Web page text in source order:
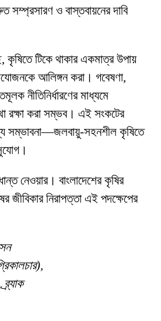
সম্প্রসারণ ও বাস্তবায়নের দাবি
টিকে থাকার একমাত্র উপায়
আলিঙ্গন করা। গবেষণা,
নীতিনির্ধারণের মাধ্যমে
রক্ষা করা সম্ভব। এই সংকটের
সম্ভাবনা—জলবায়ু-সহনশীল কৃষিতে
নেওয়ার। বাংলাদেশের কৃষির
জীবিকার নিরাপত্তা এই পদক্ষেপের